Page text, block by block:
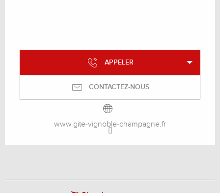
APPELER
CONTACTEZ-NOUS
www.gite-vignoble-champagne.fr